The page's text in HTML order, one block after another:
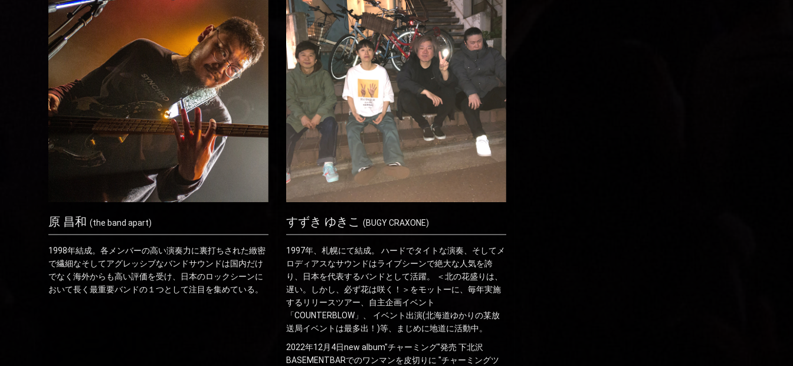
原 昌和(the band apart)
1998年結成。各メンバーの高い演奏力に裏打ちされた緻密
で繊細なそしてアグレッシブなバンドサウンドは国内だけ
でなく海外からも高い評価を受け、日本のロックシーンに
おいて長く最重要バンドの１つとして注目を集めている。
すずき ゆきこ (BUGY CRAXONE)
1997年、札幌にて結成。 ハードでタイトな演奏、そしてメ
ロディアスなサウンドはライブシーンで絶大な人気を誇
り、日本を代表するバンドとして活躍。 ＜北の花盛りは、
遅い。しかし、必ず花は咲く！＞をモットーに、毎年実施
するリリースツアー、自主企画イベント
「COUNTERBLOW」、 イベント出演(北海道ゆかりの某放
送局イベントは最多出！)等、まじめに地道に活動中。
2022年12月4日new album"チャーミング"発売 下北沢
BASEMENTBARでのワンマンを皮切りに "チャーミングツ